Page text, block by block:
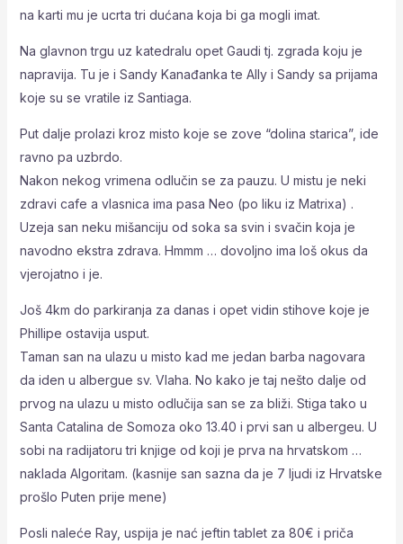
na karti mu je ucrta tri dućana koja bi ga mogli imat.
Na glavnon trgu uz katedralu opet Gaudi tj. zgrada koju je
napravija. Tu je i Sandy Kanađanka te Ally i Sandy sa prijama
koje su se vratile iz Santiaga.
Put dalje prolazi kroz misto koje se zove “dolina starica”, ide
ravno pa uzbrdo.
Nakon nekog vrimena odlučin se za pauzu. U mistu je neki
zdravi cafe a vlasnica ima pasa Neo (po liku iz Matrixa) .
Uzeja san neku mišanciju od soka sa svin i svačin koja je
navodno ekstra zdrava. Hmmm … dovoljno ima loš okus da
vjerojatno i je.
Još 4km do parkiranja za danas i opet vidin stihove koje je
Phillipe ostavija usput.
Taman san na ulazu u misto kad me jedan barba nagovara
da iden u albergue sv. Vlaha. No kako je taj nešto dalje od
prvog na ulazu u misto odlučija san se za bliži. Stiga tako u
Santa Catalina de Somoza oko 13.40 i prvi san u albergeu. U
sobi na radijatoru tri knjige od koji je prva na hrvatskom …
naklada Algoritam. (kasnije san sazna da je 7 ljudi iz Hrvatske
prošlo Puten prije mene)
Posli naleće Ray, uspija je nać jeftin tablet za 80€ i priča